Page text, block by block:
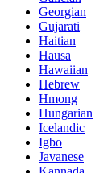
Georgian
Gujarati
Haitian
Hausa
Hawaiian
Hebrew
Hmong
Hungarian
Icelandic
Igbo
Javanese